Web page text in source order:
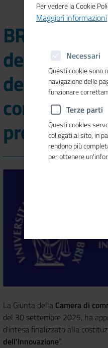
BRESCIA -
della
commercio
protocollo
La Giunta della Camera di
del 30 settembre 2025, ha
d'intesa finalizzato alla
dell'Innovazione”.
Per vedere la Cookie
Maggiori informazioni
Necessari
Questi cookie sono
navigazione delle
funzionare
Terze parti
Questi cookies
collegati al sito, in
rendono più
per ottenere